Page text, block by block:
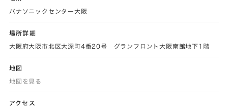
パナソニックセンター大阪
場所詳細
大阪府大阪市北区大深町4番20号 グランフロント大阪南館地下1階
地図
地図を見る
アクセス